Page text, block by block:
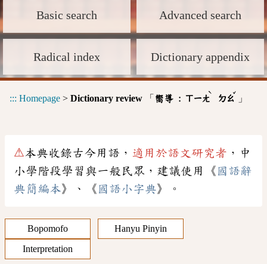
Basic search Advanced search
Radical index Dictionary appendix
::: Homepage > Dictionary review 「 嚮導 : ㄒㄧㄤ
ˋ
ㄉㄠ
ˇ
」
⚠本典收錄古今用語， 適用於語文研究者 ，中
小學階段學習與一般民眾，建議使用《 國語辭
典簡編本》、《 國語小字典》。
Bopomofo
Hanyu Pinyin
Interpretation